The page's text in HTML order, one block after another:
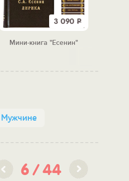
3 090 Р
Мини-книга "Есенин"
Мужчине
6 44